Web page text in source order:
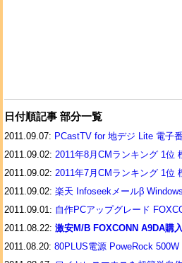
日付順記事 部分一覧
2011.09.07: PCastTV for 地デジ Lite 電子
2011.09.02: 2011年8月CMランキング 1位
2011.09.02: 2011年7月CMランキング 1位
2011.09.02: 楽天 Infoseekメールβ
2011.09.01: 自作PCアップグレード
2011.08.22: 激安M/B FOXCONN A9DA購入
2011.08.20: 80PLUS電源 PoweRock